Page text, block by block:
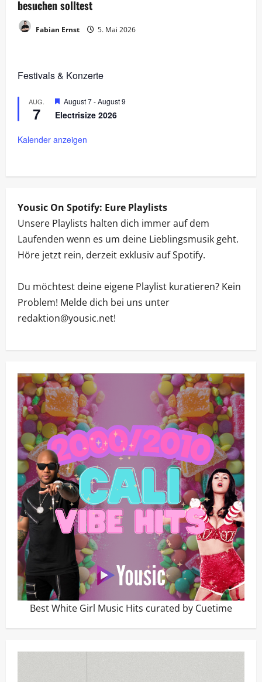
besuchen solltest
Fabian Ernst 5. Mai 2026
Festivals & Konzerte
AUG.
7
H
r
o
h
n
August 7-August 9
Electrisize 2026
Kalender anzeigen
Yousic On Spotify: Eure Playlists
Unsere Playlists halten dich immer auf dem
Laufenden wenn es um deine Lieblingsmusik geht.
Höre jetzt rein, derzeit exklusiv auf Spotify.
Du möchtest deine eigene Playlist kuratieren? Kein
Problem! Melde dich bei uns unter
redaktion@yousic.net!
Best White Girl Music Hits curated by Cuetime